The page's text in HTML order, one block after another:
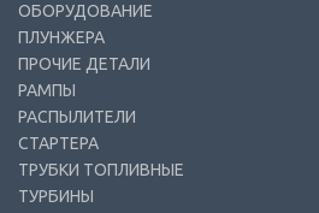
ОБОРУДОВАНИЕ
ПЛУНЖЕРА
ПРОЧИЕ ДЕТАЛИ
РАМПЫ
РАСПЫЛИТЕЛИ
СТАРТЕРА
ТРУБКИ ТОПЛИВНЫЕ
ТУРБИНЫ